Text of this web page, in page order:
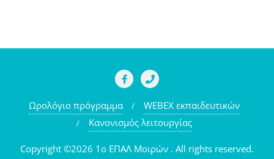
Ωρολόγιο πρόγραμμα
WEBEX εκπαιδευτικών
Κανονισμός λειτουργίας
Copyright ©2026 1o ΕΠΑΛ Μοιρών . All rights reserved.